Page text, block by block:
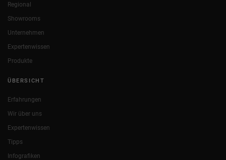
Regional
Showrooms
Unternehmen
Expertenwissen
Produkte
ÜBERSICHT
Erfahrungen
Wir über uns
Expertenwissen
Tipps
Infografiken